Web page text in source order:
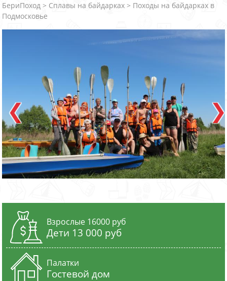
БериПоход > Cплавы на байдарках > Походы на байдарках в
Подмосковье
Взрослые 16000 руб
Дети 13 000 руб
Палатки
Гостевой дом